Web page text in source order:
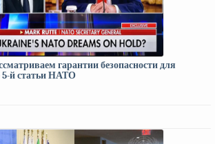
гарантии безопасности для
5-й статьи НАТО